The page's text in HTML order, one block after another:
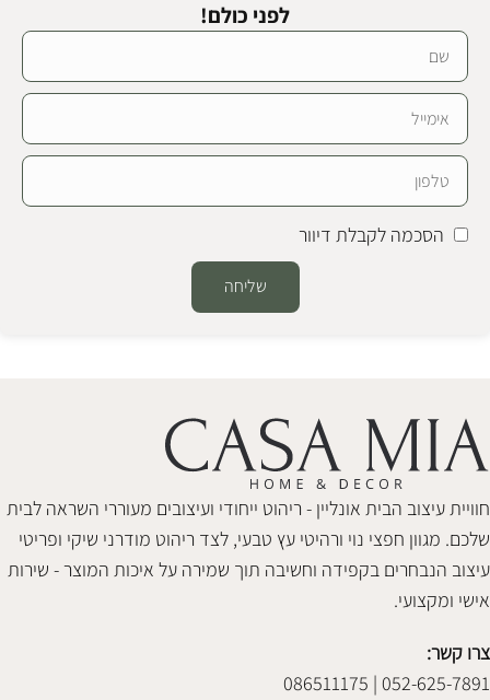
לפני כולם!
הסכמה לקבלת דיוור
שליחה
חוויית עיצוב הבית אונליין - ריהוט ייחודי ועיצובים מעוררי השראה לבית
שלכם. מגוון חפצי נוי ורהיטי עץ טבעי, לצד ריהוט מודרני שיקי ופריטי
עיצוב הנבחרים בקפידה וחשיבה תוך שמירה על איכות המוצר - שירות
אישי ומקצועי.
צרו קשר:
052-625-7891 | 086511175